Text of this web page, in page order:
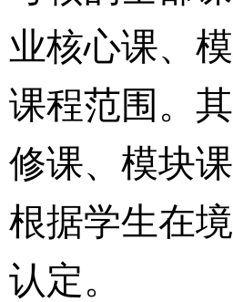
业核心课、
课程范围。
修课、 模块
根据学生在
认定。